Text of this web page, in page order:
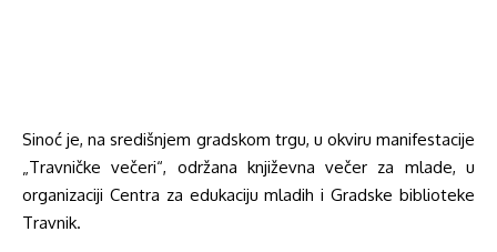
Sinoć je, na središnjem gradskom trgu, u okviru manifestacije
„Travničke večeri“, održana književna večer za mlade, u
organizaciji Centra za edukaciju mladih i Gradske biblioteke
Travnik.